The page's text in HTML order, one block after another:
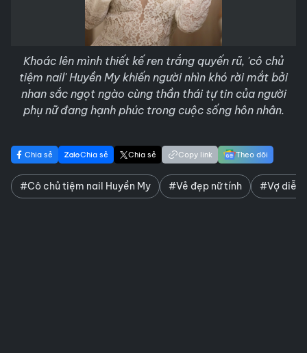
Khoác lên mình thiết kế ren trắng quyến rũ, 'cô chủ
tiệm nail' Huyền My khiến người nhìn khó rời mắt bởi
nhan sắc ngọt ngào cùng thần thái tự tin của người
phụ nữ đang hạnh phúc trong cuộc sống hôn nhân.
Chia sẻ Chia sẻ Chia sẻ Copy link Theo dõi
#Cô chủ tiệm nail Huyền My #Vẻ đẹp nữ tính #Vợ diễn